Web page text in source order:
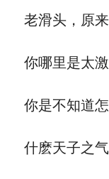
老滑头，原来
你哪里是太激
你是不知道怎
什麽天子之气